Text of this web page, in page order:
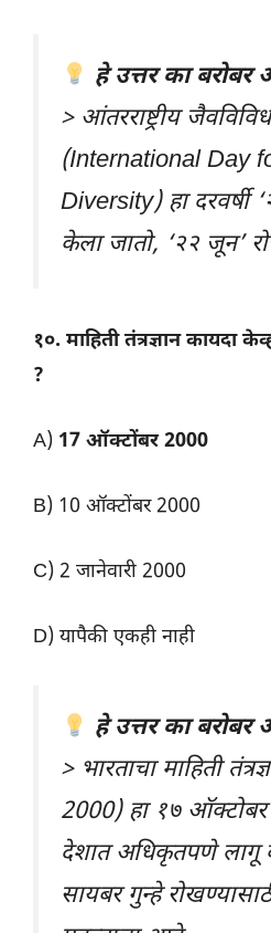
हे उत्तर का
> आंतरराष्ट्रीय
(International Day
Diversity) हा दरवर्षी
केला जातो, ‘२२ जून’
१०. माहिती तंत्रज्ञान कायदा
?
A) 17 ऑक्टोंबर 2000
B) 10 ऑक्टोंबर 2000
C) 2 जानेवारी 2000
D) यापैकी एकही नाही
हे उत्तर का
> भारताचा माहिती
2000) हा १७ ऑक्टोबर
देशात अधिकृतपणे लागू
सायबर गुन्हे